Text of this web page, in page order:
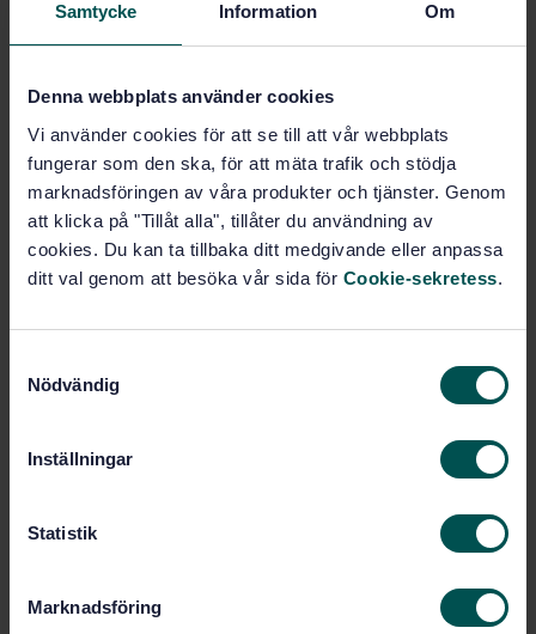
Samtycke Information Om
Denna webbplats använder cookies
Vi använder cookies för att se till att vår webbplats
fungerar som den ska, för att mäta trafik och stödja
marknadsföringen av våra produkter och tjänster. Genom
att klicka på "Tillåt alla", tillåter du användning av
cookies. Du kan ta tillbaka ditt medgivande eller anpassa
ditt val genom att besöka vår sida för Cookie-sekretess.
Nödvändig
Inställningar
Statistik
Marknadsföring
TECHNICAL SPECIFICATION · SIS-ISO/IEC TS 17021-6:2014
Conformity assessment - Requirements for bodies
providing audit and certification of management
systems - Part 6: Competence requirements for
auditing and certification of business continuity
management systems (ISO/IEC TS 17021-6:2014, IDT)
789 SEK
PDF
Show more